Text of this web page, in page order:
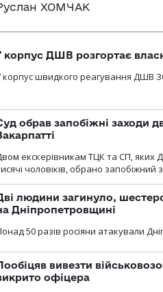
ХОМЧАК
корпус ДШВ розгортає
корпус швидкого реагування ДШВ
обрав запобіжні заходи
екскерівникам ТЦК та СП, яких
чоловіків, обрано запобіжний
людини загинуло,
Дніпропетровщині
50 разів росіяни атакували
вивезти
офіцера